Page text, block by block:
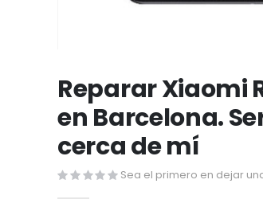
al
comienzo
de
galería
de
Reparar Xiaomi
en Barcelona.
cerca de mí
Sea el primero en dejar